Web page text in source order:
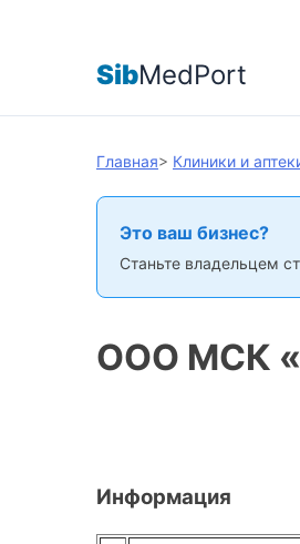
SibMedPort
Главная> Клиники и
Это ваш бизнес?
Станьте владельцем
ООО МСК
Информация